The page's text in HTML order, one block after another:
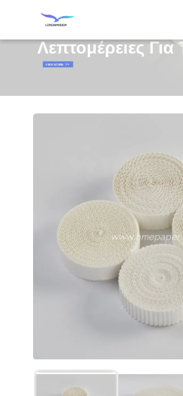
Λεπτομέρειες